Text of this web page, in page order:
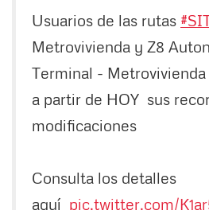
Usuarios de las rutas
Metrovivienda y Z8
Terminal - Metrovivienda
a partir de HOY sus
modificaciones
Consulta los detalles
aquí pic.twitter.com/